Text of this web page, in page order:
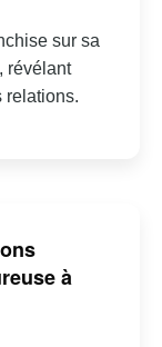
sur sa
révélant
relations.
à